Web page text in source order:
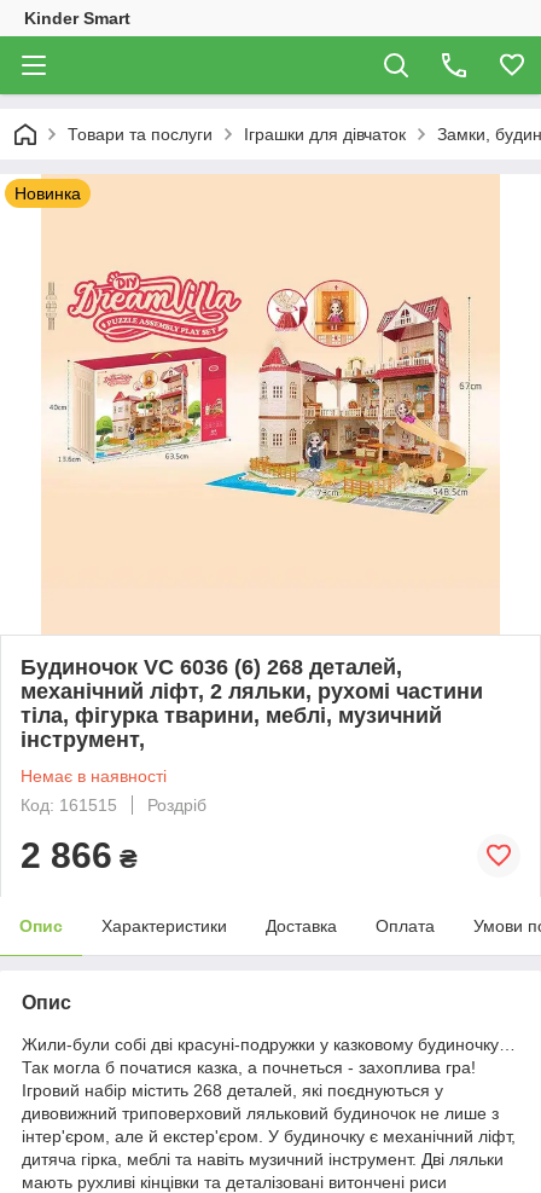
Kinder Smart
Товари та послуги Іграшки для дівчаток Замки,
Новинка
Будиночок VC 6036 (6) 268 деталей,
механічний ліфт, 2 ляльки, рухомі частини
тіла, фігурка тварини, меблі, музичний
інструмент,
Немає в наявності
Код: 161515
Роздріб
2 866 ₴
Опис Характеристики Доставка Оплата Умови
Опис
Жили-були собі дві красуні-подружки у казковому будиночку…
Так могла б початися казка, а почнеться - захоплива гра!
Ігровий набір містить 268 деталей, які поєднуються у
дивовижний триповерховий ляльковий будиночок не лише з
інтер'єром, але й екстер'єром. У будиночку є механічний ліфт,
дитяча гірка, меблі та навіть музичний інструмент. Дві ляльки
мають рухливі кінцівки та деталізовані витончені риси